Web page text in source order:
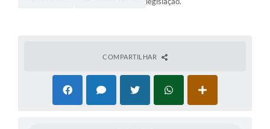
Contato
COMPARTILHAR